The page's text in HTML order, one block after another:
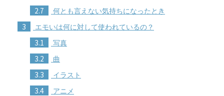
2.7 何とも言えない気持ちになったとき
3 エモいは何に対して使われているの？
3.1 写真
3.2 曲
3.3 イラスト
3.4 アニメ